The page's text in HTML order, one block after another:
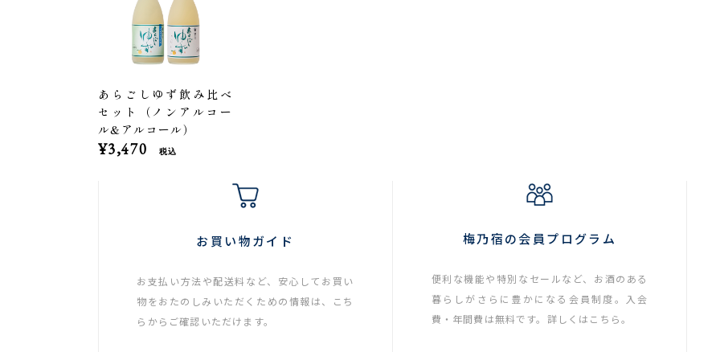
あらごしゆず飲み比べ
セット（ノンアルコー
ル&アルコール）
¥3,470 税込
お買い物ガイド
お支払い方法や配送料など、安心してお買い
物をおたのしみいただくための情報は、こち
らからご確認いただけます。
梅乃宿の会員プログラム
便利な機能や特別なセールなど、お酒のある
暮らしがさらに豊かになる会員制度。入会
費・年間費は無料です。詳しくはこちら。